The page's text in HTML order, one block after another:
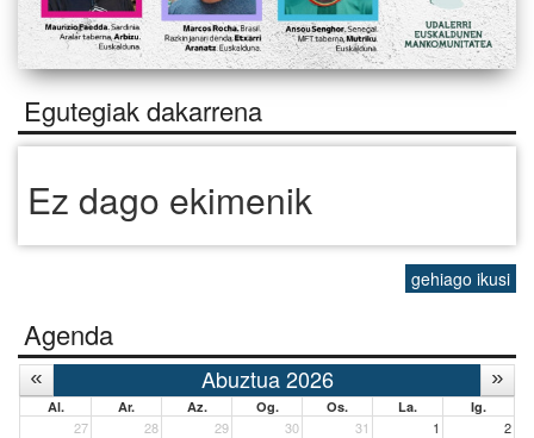
Egutegiak dakarrena
Ez dago ekimenik
gehiago ikusi
Agenda
Abuztua 2026
Al. Ar. Az. Og. Os. La. Ig.
27 28 29 30 31 1 2